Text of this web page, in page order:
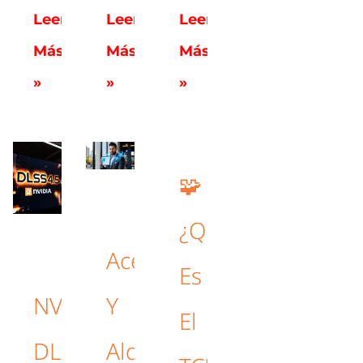
Leer
Más
»
Leer
Más
»
Leer
Más
»
NVIDIA
DLSS
Aceitunas
Y
Algoritmos:
🧩
¿Qué
Es
El